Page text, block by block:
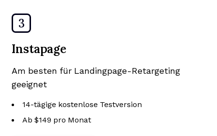
3
Instapage
Am besten für Landingpage-Retargeting
geeignet
14-tägige kostenlose Testversion
Ab $149 pro Monat